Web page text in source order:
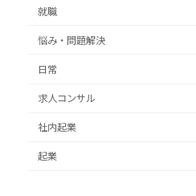
就職
悩み・問題解決
日常
求人コンサル
社内起業
起業